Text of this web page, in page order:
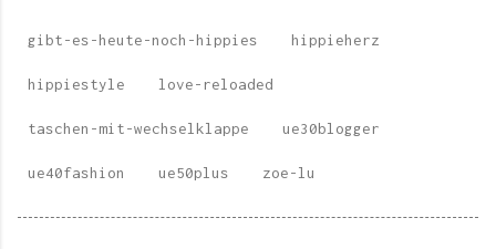
gibt-es-heute-noch-hippies hippieherz
hippiestyle love-reloaded
taschen-mit-wechselklappe ue30blogger
ue40fashion ue50plus zoe-lu